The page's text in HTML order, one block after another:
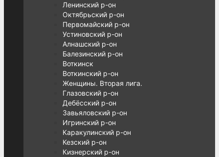
Ленинский р-он
Октябрьский р-он
Первомайский р-он
Устиновский р-он
Алнашский р-он
Балезинский р-он
Воткинск
Воткинский р-он
Женщины. Вторая лига.
Глазовский р-он
Дебёсский р-он
Завьяловский р-он
Игринский р-он
Каракулинский р-он
Кезский р-он
Кизнерский р-он